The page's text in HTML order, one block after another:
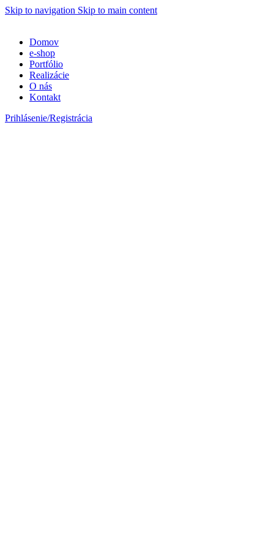
Skip to navigation Skip to main content
Domov
e-shop
Portfólio
Realizácie
O nás
Kontakt
Prihlásenie/Registrácia